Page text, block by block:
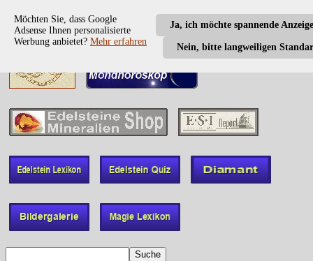
Ja, ich möchte spannende
Nein, bitte langweiligen
Möchten Sie, dass Google
Adsense Ihnen personalisierte
Werbung anbietet? Mehr erfahren